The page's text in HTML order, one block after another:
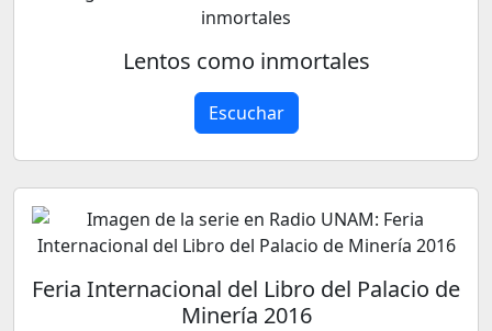
Lentos como inmortales
Escuchar
Feria Internacional del Libro del Palacio de
Minería 2016